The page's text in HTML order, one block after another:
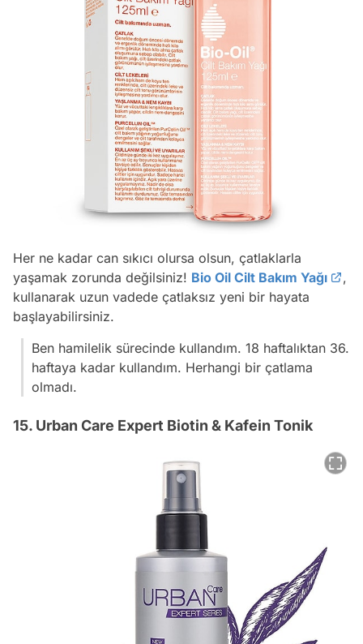
Her ne kadar can sıkıcı olursa olsun, çatlaklarla
yaşamak zorunda değilsiniz! Bio Oil Cilt Bakım Yağı
,
kullanarak uzun vadede çatlaksız yeni bir hayata
başlayabilirsiniz.
Ben hamilelik sürecinde kullandım. 18 haftalıktan 36.
haftaya kadar kullandım. Herhangi bir çatlama
olmadı.
15. Urban Care Expert Biotin & Kafein Tonik